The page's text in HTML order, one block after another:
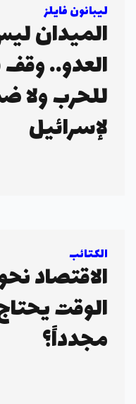
ليبانون فايلز
الميدان
العدو..
للحرب ولا
لإسرائيل
الكتائب
الاقتصاد
الوقت
مجدداً؟